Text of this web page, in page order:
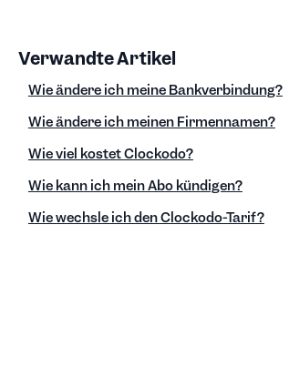
Verwandte Artikel
Wie ändere ich meine Bankverbindung?
Wie ändere ich meinen Firmennamen?
Wie viel kostet Clockodo?
Wie kann ich mein Abo kündigen?
Wie wechsle ich den Clockodo-Tarif?